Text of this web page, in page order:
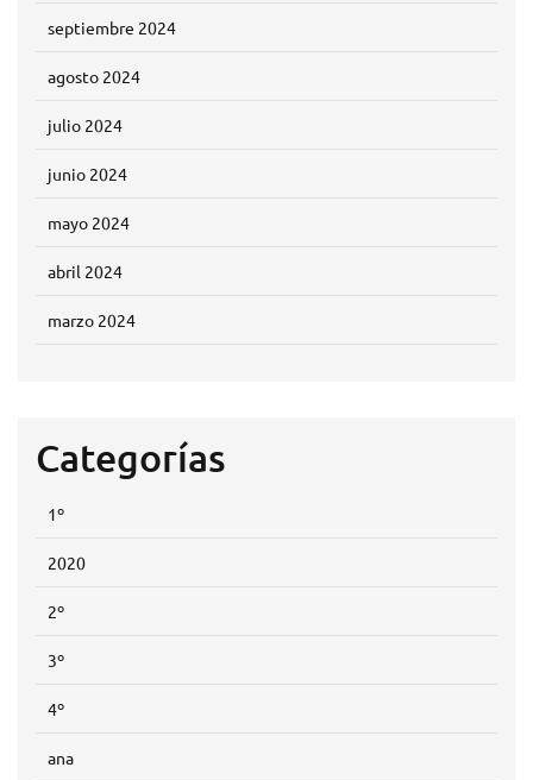
septiembre 2024
agosto 2024
julio 2024
junio 2024
mayo 2024
abril 2024
marzo 2024
Categorías
1º
2020
2º
3º
4º
ana